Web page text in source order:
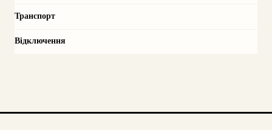
Транспорт
Відключення